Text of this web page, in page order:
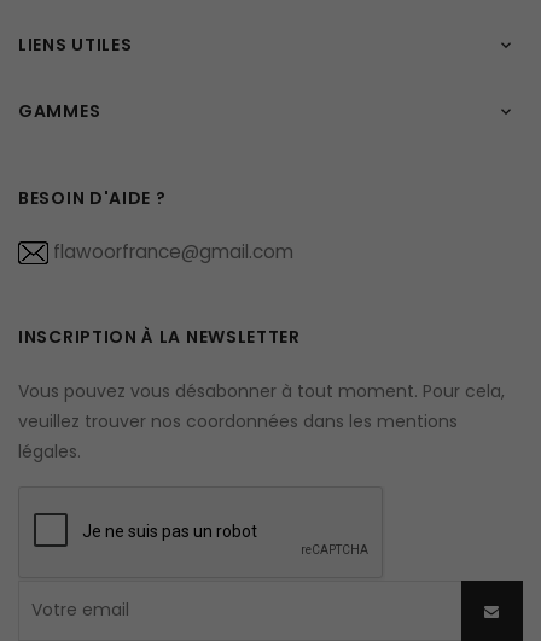
LIENS UTILES 
GAMMES 
BESOIN D'AIDE ?
flawoorfrance@gmail.com
INSCRIPTION À LA NEWSLETTER
Vous pouvez vous désabonner à tout moment. Pour cela,
veuillez trouver nos coordonnées dans les mentions
légales.